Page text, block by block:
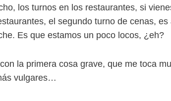
los turnos en los restaurantes, si
el segundo turno de cenas,
Es que estamos un poco locos, ¿eh?
la primera cosa grave, que me toca
vulgares…